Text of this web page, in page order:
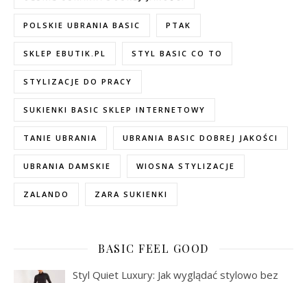
POLSKIE UBRANIA BASIC PTAK
SKLEP EBUTIK.PL STYL BASIC CO TO
STYLIZACJE DO PRACY
SUKIENKI BASIC SKLEP INTERNETOWY
TANIE UBRANIA UBRANIA BASIC DOBREJ JAKOŚCI
UBRANIA DAMSKIE WIOSNA STYLIZACJE
ZALANDO ZARA SUKIENKI
BASIC FEEL GOOD
Styl Quiet Luxury: Jak wyglądać stylowo bez